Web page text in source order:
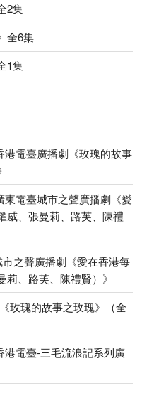
2集
全6集
1集
港電臺廣播劇《玫瑰的故事
東電臺城市之聲廣播劇《愛
威、張曼莉、路芙、陳禮
市之聲廣播劇《愛在香港每
、路芙、陳禮賢） 》
玫瑰的故事之玫瑰》（全
港電臺-三毛流浪記系列廣